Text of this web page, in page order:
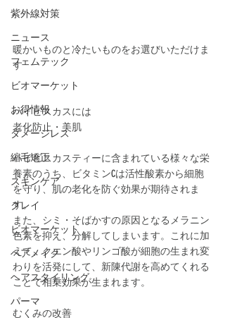
紫外線対策
ニュース
フェムテック
ビオマーケット
お得情報
ダメージレス
縮毛矯正
スキンケア
クレイ
ビオマーケット
ヘアメイク
ヘアスタイリング
パーマ
暖かいものと冷たいものをお選びいただけま
す
ハイビスカスには
老化防止・美肌
ハイビスカスティーに含まれている様々な栄
養素のうち、ビタミンCは活性酸素から細胞
を守り、肌の老化を防ぐ効果が期待されま
す。
また、シミ・そばかすの原因となるメラニン
色素を抑え、分解してしまいます。これに加
えて、クエン酸やリンゴ酸が細胞の生まれ変
わりを活発にして、新陳代謝を高めてくれる
ことで相乗効果が生まれます。
むくみの改善